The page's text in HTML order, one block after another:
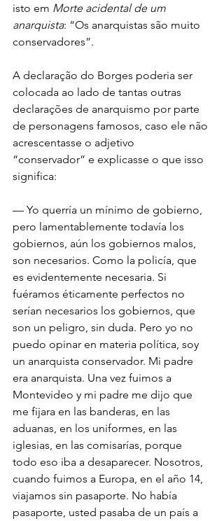
isto em Morte acidental de um
anarquista: “Os anarquistas são muito
conservadores”.
A declaração do Borges poderia ser
colocada ao lado de tantas outras
declarações de anarquismo por parte
de personagens famosos, caso ele não
acrescentasse o adjetivo
“conservador” e explicasse o que isso
significa:
— Yo querría un mínimo de gobierno,
pero lamentablemente todavía los
gobiernos, aún los gobiernos malos,
son necesarios. Como la policía, que
es evidentemente necesaria. Si
fuéramos éticamente perfectos no
serían necesarios los gobiernos, que
son un peligro, sin duda. Pero yo no
puedo opinar en materia política, soy
un anarquista conservador. Mi padre
era anarquista. Una vez fuimos a
Montevideo y mi padre me dijo que
me fijara en las banderas, en las
aduanas, en los uniformes, en las
iglesias, en las comisarías, porque
todo eso iba a desaparecer. Nosotros,
cuando fuimos a Europa, en el año 14,
viajamos sin pasaporte. No había
pasaporte, usted pasaba de un país a